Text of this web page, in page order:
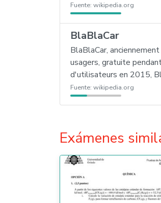
Fuente: wikipedia.org
BlaBlaCar
BlaBlaCar,
usagers, gratuite
d'utilisateurs en 2015,
Fuente: wikipedia.org
Exámenes